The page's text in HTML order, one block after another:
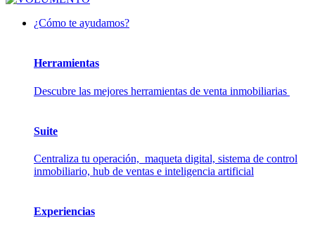
¿Cómo te ayudamos?
Herramientas
Descubre las mejores herramientas de venta inmobiliarias
Suite
Centraliza tu operación, maqueta digital, sistema de control
inmobiliario, hub de ventas e inteligencia artificial
Experiencias